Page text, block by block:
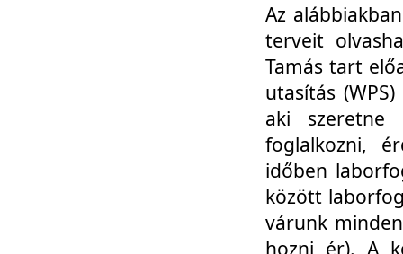
Az
terveit
Tamás tart
utasítás
aki szeretne
foglalkozni,
időben
között
várunk
hozni ér). A